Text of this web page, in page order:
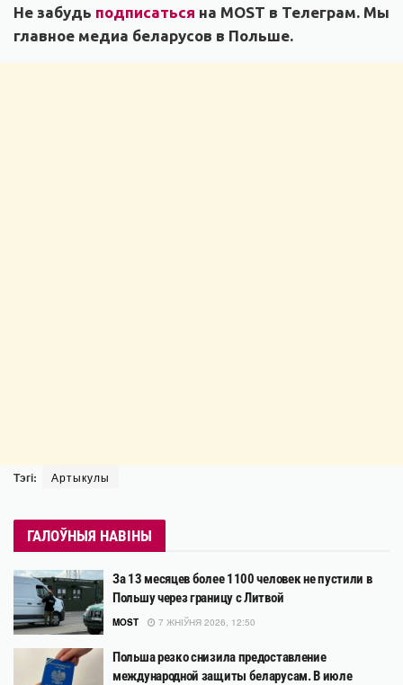
Не забудь подписаться на MOST в Телеграм. Мы
главное медиа беларусов в Польше.
Тэгі: Артыкулы
ГАЛОЎНЫЯ НАВІНЫ
За 13 месяцев более 1100 человек не пустили в
Польшу через границу с Литвой
MOST 7 ЖНІЎНЯ 2026, 12:50
Польша резко снизила предоставление
международной защиты беларусам. В июле